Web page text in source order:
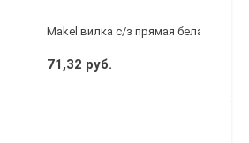
Makel вилка с/з прямая белая
71,32 руб.